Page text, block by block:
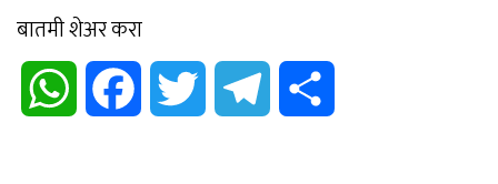
बातमी शेअर करा
WhatsApp Facebook Twitter Telegram